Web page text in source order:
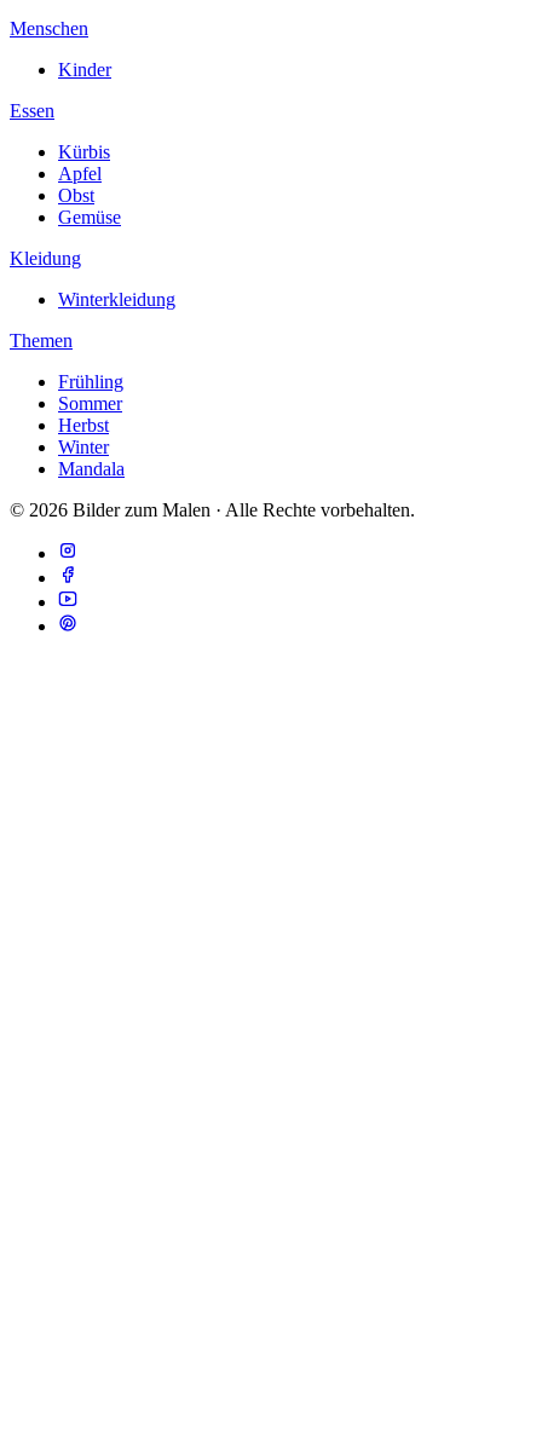
Menschen
Kinder
Essen
Kürbis
Apfel
Obst
Gemüse
Kleidung
Winterkleidung
Themen
Frühling
Sommer
Herbst
Winter
Mandala
© 2026 Bilder zum Malen · Alle Rechte vorbehalten.